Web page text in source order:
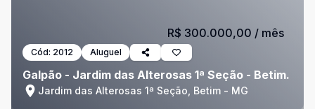
Cód: 2012 Aluguel
Galpão - Jardim das Alterosas 1ª Seção - Betim.
Jardim das Alterosas 1ª Seção, Betim - MG
R$ 300.000,00 / mês